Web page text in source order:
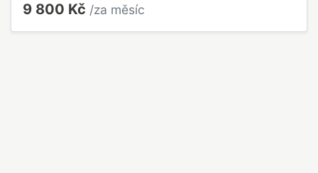
9 800 Kč /za měsíc